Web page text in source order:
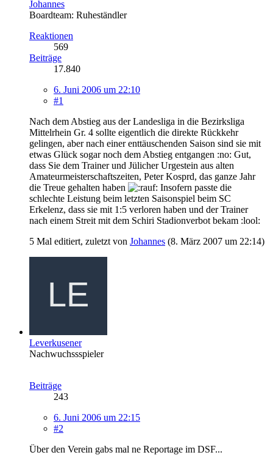
Johannes
Boardteam: Ruheständler
Reaktionen
569
Beiträge
17.840
6. Juni 2006 um 22:10
#1
Nach dem Abstieg aus der Landesliga in die Bezirksliga
Mittelrhein Gr. 4 sollte eigentlich die direkte Rückkehr
gelingen, aber nach einer enttäuschenden Saison sind sie mit
etwas Glück sogar noch dem Abstieg entgangen :no: Gut,
dass Sie dem Trainer und Jülicher Urgestein aus alten
Amateurmeisterschaftszeiten, Peter Kosprd, das ganze Jahr
die Treue gehalten haben
Insofern passte die
schlechte Leistung beim letzten Saisonspiel beim SC
Erkelenz, dass sie mit 1:5 verloren haben und der Trainer
nach einem Streit mit dem Schiri Stadionverbot bekam :lool:
5 Mal editiert, zuletzt von Johannes (8. März 2007 um 22:14)
Leverkusener
Nachwuchssspieler
Beiträge
243
6. Juni 2006 um 22:15
#2
Über den Verein gabs mal ne Reportage im DSF...